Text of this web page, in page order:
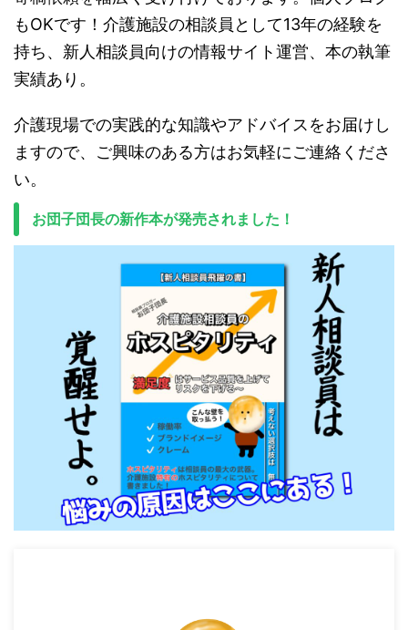
もOKです！介護施設の相談員として13年の経験を
持ち、新人相談員向けの情報サイト運営、本の執筆
実績あり。
介護現場での実践的な知識やアドバイスをお届けし
ますので、ご興味のある方はお気軽にご連絡くださ
い。
お団子団長の新作本が発売されました！